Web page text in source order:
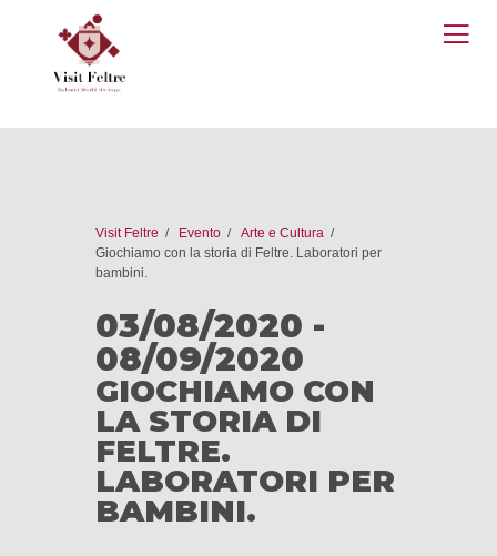
Visit Feltre Evento
Arte e Cultura
Giochiamo con la storia di Feltre. Laboratori per
bambini.
03/08/2020 -
08/09/2020
GIOCHIAMO CON
LA STORIA DI
FELTRE.
LABORATORI PER
BAMBINI.